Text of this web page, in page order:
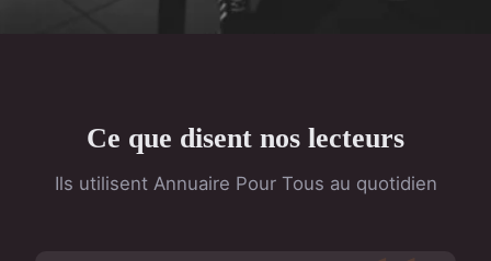
Ce que disent nos lecteurs
Ils utilisent Annuaire Pour Tous au quotidien